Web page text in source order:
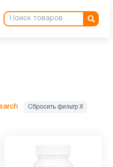
Сбросить фильтр Х